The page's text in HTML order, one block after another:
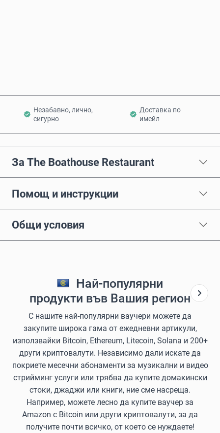
Незабавно, лично,
сигурно
Доставка по
имейл
За The Boathouse Restaurant
Помощ и инструкции
Общи условия
Най-популярни
продукти във Вашия регион
С нашите най-популярни ваучери можете да
закупите широка гама от ежедневни артикули,
използвайки Bitcoin, Ethereum, Litecoin, Solana и 200+
други криптовалути. Независимо дали искате да
покриете месечни абонаменти за музикални и видео
стрийминг услуги или трябва да купите домакински
стоки, джаджи или книги, ние сме насреща.
Например, можете лесно да купите ваучер за
Amazon с Bitcoin или други криптовалути, за да
получите почти всичко, от което се нуждаете!